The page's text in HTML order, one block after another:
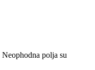
Neophodna polja su